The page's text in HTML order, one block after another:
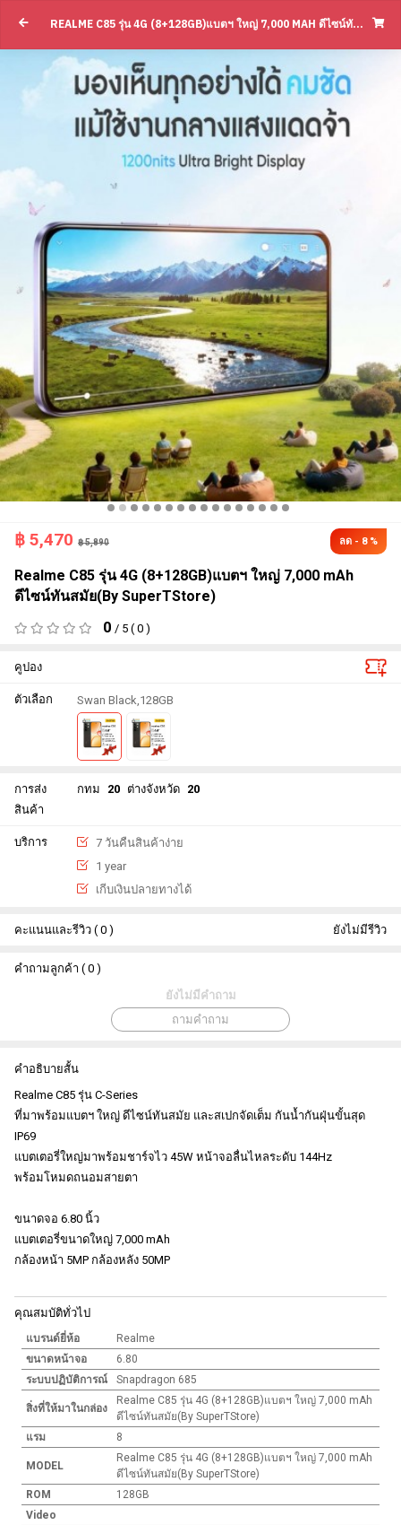
Realme C85 รุ่น 4G (8+128GB)แบตฯ ใหญ่
REALME C85 รุ่น 4G (8+128GB)แบตฯ ใหญ่ 7,000 MAH ดีไซน์ทันสมัย(BY SUPERTSTORE)
฿ 5,470 ฿ 5,890 ลด - 8 %
Realme C85 รุ่น 4G (8+128GB)แบตฯ ใหญ่ 7,000 mAh
ดีไซน์ทันสมัย(By SuperTStore)
0 / 5 ( 0 )
คูปอง
ตัวเลือก Swan Black,128GB
การส่ง
สินค้า
กทม 20 ต่างจังหวัด 20
บริการ
7 วันคืนสินค้าง่าย
1 year
เกีบเงินปลายทางได้
คะแนนและรีวิว ( 0 ) ยังไม่มีรีวิว
คำถามลูกค้า ( 0 )
ยังไม่มีคำถาม
ถามคำถาม
คำอธิบายสั้น
Realme C85 รุ่น C-Series
ที่มาพร้อมแบตฯ ใหญ่ ดีไซน์ทันสมัย และสเปกจัดเต็ม กันน้ำกันฝุ่นขั้นสุด
IP69
แบตเตอรี่ใหญ่มาพร้อมชาร์จไว 45W หน้าจอลื่นไหลระดับ 144Hz
พร้อมโหมดถนอมสายตา
ขนาดจอ 6.80 นิ้ว
แบตเตอรี่ขนาดใหญ่ 7,000 mAh
กล้องหน้า 5MP กล้องหลัง 50MP
คุณสมบัติทั่วไป
แบรนด์ยี่ห้อ
Realme
ขนาดหน้าจอ
6.80
ระบบปฏิบัติการณ์
Snapdragon 685
สิ่งที่ให้มาในกล่อง
Realme C85 รุ่น 4G (8+128GB)แบตฯ ใหญ่ 7,000 mAh
ดีไซน์ทันสมัย(By SuperTStore)
แรม
8
MODEL
Realme C85 รุ่น 4G (8+128GB)แบตฯ ใหญ่ 7,000 mAh
ดีไซน์ทันสมัย(By SuperTStore)
ROM
128GB
Video